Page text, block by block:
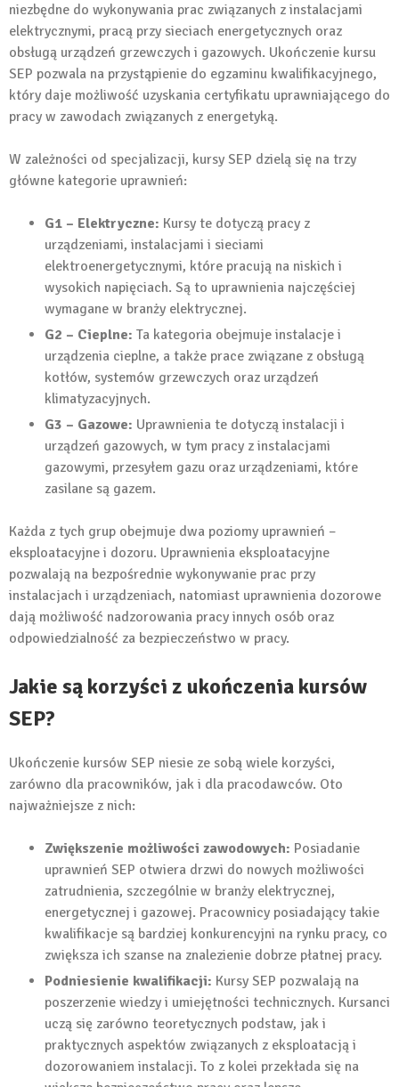
niezbędne do wykonywania prac związanych z instalacjami
elektrycznymi, pracą przy sieciach energetycznych oraz
obsługą urządzeń grzewczych i gazowych. Ukończenie kursu
SEP pozwala na przystąpienie do egzaminu kwalifikacyjnego,
który daje możliwość uzyskania certyfikatu uprawniającego do
pracy w zawodach związanych z energetyką.
W zależności od specjalizacji, kursy SEP dzielą się na trzy
główne kategorie uprawnień:
G1 – Elektryczne: Kursy te dotyczą pracy z
urządzeniami, instalacjami i sieciami
elektroenergetycznymi, które pracują na niskich i
wysokich napięciach. Są to uprawnienia najczęściej
wymagane w branży elektrycznej.
G2 – Cieplne: Ta kategoria obejmuje instalacje i
urządzenia cieplne, a także prace związane z obsługą
kotłów, systemów grzewczych oraz urządzeń
klimatyzacyjnych.
G3 – Gazowe: Uprawnienia te dotyczą instalacji i
urządzeń gazowych, w tym pracy z instalacjami
gazowymi, przesyłem gazu oraz urządzeniami, które
zasilane są gazem.
Każda z tych grup obejmuje dwa poziomy uprawnień –
eksploatacyjne i dozoru. Uprawnienia eksploatacyjne
pozwalają na bezpośrednie wykonywanie prac przy
instalacjach i urządzeniach, natomiast uprawnienia dozorowe
dają możliwość nadzorowania pracy innych osób oraz
odpowiedzialność za bezpieczeństwo w pracy.
Jakie są korzyści z ukończenia kursów
SEP?
Ukończenie kursów SEP niesie ze sobą wiele korzyści,
zarówno dla pracowników, jak i dla pracodawców. Oto
najważniejsze z nich:
Zwiększenie możliwości zawodowych: Posiadanie
uprawnień SEP otwiera drzwi do nowych możliwości
zatrudnienia, szczególnie w branży elektrycznej,
energetycznej i gazowej. Pracownicy posiadający takie
kwalifikacje są bardziej konkurencyjni na rynku pracy, co
zwiększa ich szanse na znalezienie dobrze płatnej pracy.
Podniesienie kwalifikacji: Kursy SEP pozwalają na
poszerzenie wiedzy i umiejętności technicznych. Kursanci
uczą się zarówno teoretycznych podstaw, jak i
praktycznych aspektów związanych z eksploatacją i
dozorowaniem instalacji. To z kolei przekłada się na